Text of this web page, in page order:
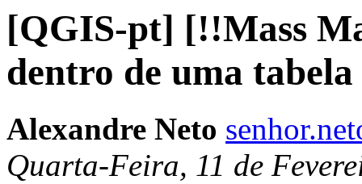
[QGIS-pt] [!!Mass
dentro de uma tabela
Alexandre Neto
Quarta-Feira, 11 de